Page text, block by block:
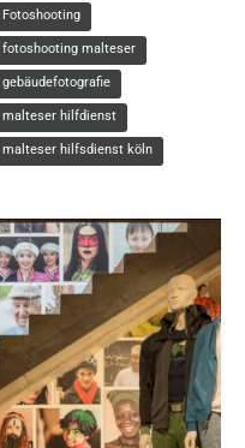
Fotoshooting
fotoshooting malteser
gebäudefotografie
malteser hilfdienst
malteser hilfsdienst köln